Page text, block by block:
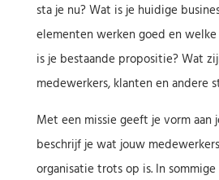
sta je nu? Wat is je huidige
elementen werken goed en
is je bestaande propositie? Wat
medewerkers, klanten en andere
Met een missie geeft je vorm aan
beschrijf je wat jouw
organisatie trots op is. In